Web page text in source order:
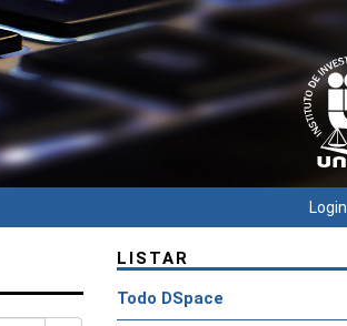
Login
LISTAR
Todo DSpace